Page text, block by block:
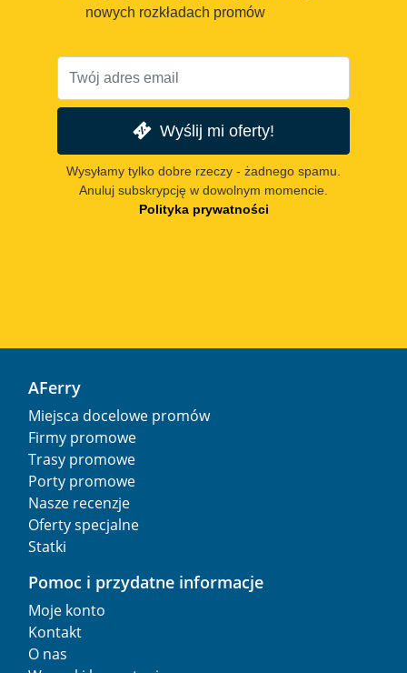
nowych rozkładach promów
Wyślij mi oferty!
Wysyłamy tylko dobre rzeczy - żadnego spamu.
Anuluj subskrypcję w dowolnym momencie.
Polityka prywatności
AFerry
Miejsca docelowe promów
Firmy promowe
Trasy promowe
Porty promowe
Nasze recenzje
Oferty specjalne
Statki
Pomoc i przydatne informacje
Moje konto
Kontakt
O nas